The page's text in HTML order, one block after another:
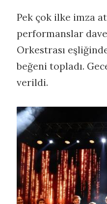
Pek çok ilke imza
performanslar
Orkestrası
beğeni topladı.
verildi.